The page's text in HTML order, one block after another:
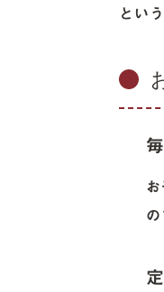
とい